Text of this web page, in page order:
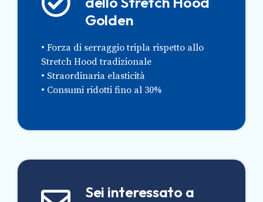
Golden
• Forza di serraggio tripla rispetto allo
Stretch Hood tradizionale
• Straordinaria elasticità
• Consumi ridotti fino al 30%
Sei interessato a